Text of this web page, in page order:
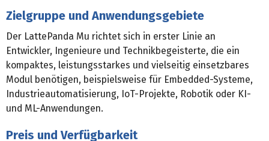
Zielgruppe und Anwendungsgebiete
Der LattePanda Mu richtet sich in erster Linie an
Entwickler, Ingenieure und Technikbegeisterte, die ein
kompaktes, leistungsstarkes und vielseitig einsetzbares
Modul benötigen, beispielsweise für Embedded-Systeme,
Industrieautomatisierung, IoT-Projekte, Robotik oder KI-
und ML-Anwendungen.
Preis und Verfügbarkeit